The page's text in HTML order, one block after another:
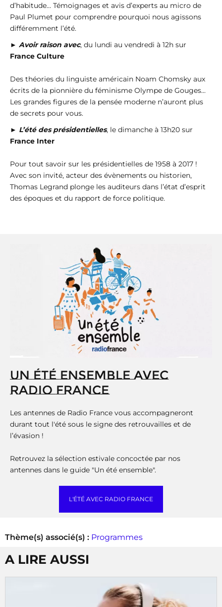
d’habitude… Témoignages et avis d’experts au micro de
Paul Plumet pour comprendre pourquoi nous agissons
différemment l’été.
► Avoir raison avec, du lundi au vendredi à 12h sur
France Culture
Des théories du linguiste américain Noam Chomsky aux
écrits de la pionnière du féminisme Olympe de Gouges...
Les grandes figures de la pensée moderne n’auront plus
de secrets pour vous.
► L’été des présidentielles, le dimanche à 13h20 sur
France Inter
Pour tout savoir sur les présidentielles de 1958 à 2017 !
Avec son invité, acteur des évènements ou historien,
Thomas Legrand plonge les auditeurs dans l’état d’esprit
des époques et du rapport de force politique.
UN ÉTÉ ENSEMBLE AVEC
RADIO FRANCE
Les antennes de Radio France vous accompagneront
durant tout l'été sous le signe des retrouvailles et de
l’évasion !
Retrouvez la sélection estivale concoctée par nos
antennes dans le guide "Un été ensemble".
L'ÉTÉ AVEC RADIO FRANCE
Thème(s) associé(s) : Programmes
A LIRE AUSSI